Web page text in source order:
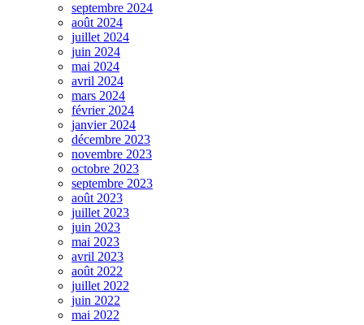
septembre 2024
août 2024
juillet 2024
juin 2024
mai 2024
avril 2024
mars 2024
février 2024
janvier 2024
décembre 2023
novembre 2023
octobre 2023
septembre 2023
août 2023
juillet 2023
juin 2023
mai 2023
avril 2023
août 2022
juillet 2022
juin 2022
mai 2022